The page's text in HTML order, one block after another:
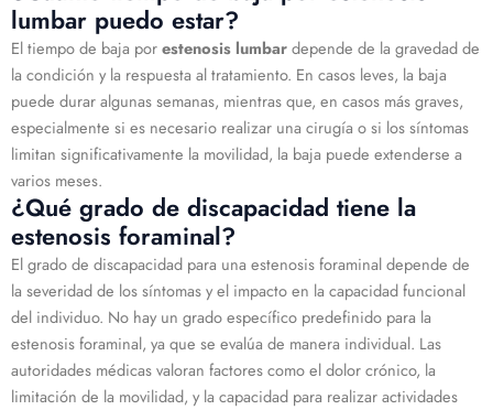
lumbar puedo estar?
El tiempo de baja porestenosis lumbardepende de la gravedad de
la condición y la respuesta al tratamiento. En casos leves, la baja
puede durar algunas semanas, mientras que, en casos más graves,
especialmente si es necesario realizar una cirugía o si los síntomas
limitan significativamente la movilidad, la baja puede extenderse a
varios meses.
¿Qué grado de discapacidad tiene la
estenosis foraminal?
El grado de discapacidad para una estenosis foraminal depende de
la severidad de los síntomas y el impacto en la capacidad funcional
del individuo. No hay un grado específico predefinido para la
estenosis foraminal, ya que se evalúa de manera individual. Las
autoridades médicas valoran factores como el dolor crónico, la
limitación de la movilidad, y la capacidad para realizar actividades